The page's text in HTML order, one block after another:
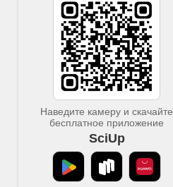
Наведите камеру и скачайте
бесплатное приложение
SciUp